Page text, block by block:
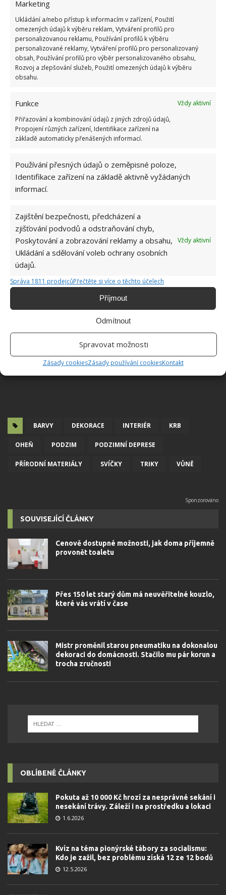
Marketing
Ukládání a/nebo přístup k informacím v zařízení, Použití
omezených údajů k výběru reklam, Vytváření profilů pro
personalizovanou reklamu, Používání profilů k výběru
personalizované reklamy, Vytváření profilů pro personalizovaný
obsah, Používání profilů pro výběr personalizovaného obsahu,
Rozvoj a zlepšování služeb, Použití omezených údajů k výběru
obsahu.
Funkce
Vždy aktivní
Přiřazování a kombinování údajů z jiných zdrojů údajů,
Propojení různých zařízení, Identifikace zařízení na
základě automaticky přenášených informací.
Používání přesných údajů o zeměpisné poloze,
Identifikace zařízení na základě aktivně vyžádaných
informací.
Zajištění bezpečnosti, předcházení a
zjišťování podvodů a odstraňování chyb,
Poskytování a zobrazování reklamy a obsahu,
Ukládání a sdělování voleb ochrany osobních
údajů.
Vždy aktivní
Správa 1811 prodejcůPřečtěte si více o těchto účelech
Příjmout
Odmítnout
Spravovat možnosti
Zásady cookiesZásady používání cookiesKontakt
Falešný krb
romantika. Zkuste si dát skleničku vína (ne více)
prostě jen skleničku na pohodu a nemáte-li krb,
použít tablet či notebook a dát přes celou obrazovku
falešný krb s hořením ohně včetně zvukového
uklidňuje a vůbec nevadí, že nejde o pravý ohýnek.
Někdy to prostě jinak nejde.
BARVY DEKORACE INTERIÉR KRB
OHEŇ PODZIM PODZIMNÍ DEPRESE
PŘÍRODNÍ MATERIÁLY SVÍČKY TRIKY VŮNĚ
SOUVISEJÍCÍ ČLÁNKY
Cenově dostupné možnosti, jak doma příjemně
provonět toaletu
Přes 150 let starý dům má neuvěřitelné kouzlo,
které vás vrátí v čase
Mistr proměnil starou pneumatiku na dokonalou
dekoraci do domácnosti. Stačilo mu pár korun a
trocha zručnosti
OBLÍBENÉ ČLÁNKY
Pokuta až 10 000 Kč hrozí za nesprávné sekání i
nesekání trávy. Záleží i na prostředku a lokaci
1.6.2026
Kvíz na téma pionýrské tábory za socialismu:
Kdo je zažil, bez problému získá 12 ze 12 bodů
12.5.2026